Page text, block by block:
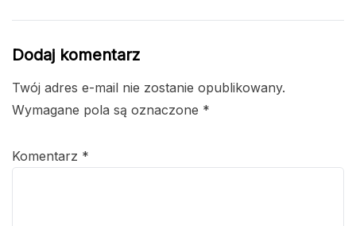
Dodaj komentarz
Twój adres e-mail nie zostanie opublikowany.
Wymagane pola są oznaczone *
Komentarz *